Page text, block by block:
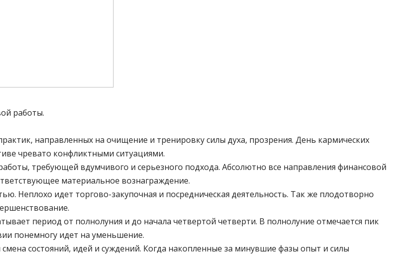
работы.
направленных на очищение и тренировку силы духа, прозрения. День кармических
чревато конфликтными ситуациями.
требующей вдумчивого и серьезного подхода. Абсолютно все направления финансовой
материальное вознаграждение.
Неплохо идет торгово-закупочная и посредническая деятельность. Так же плодотворно
период от полнолуния и до начала четвертой четверти. В полнолуние отмечается пик
понемногу идет на уменьшение.
состояний, идей и суждений. Когда накопленные за минувшие фазы опыт и силы